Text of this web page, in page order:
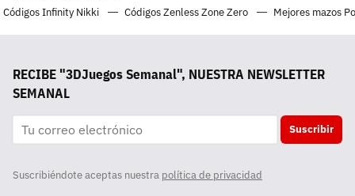
Códigos Infinity Nikki
Códigos Zenless Zone Zero Mejores mazos
RECIBE "3DJuegos Semanal", NUESTRA NEWSLETTER
SEMANAL
Suscribir
Suscribiéndote aceptas nuestra política de privacidad